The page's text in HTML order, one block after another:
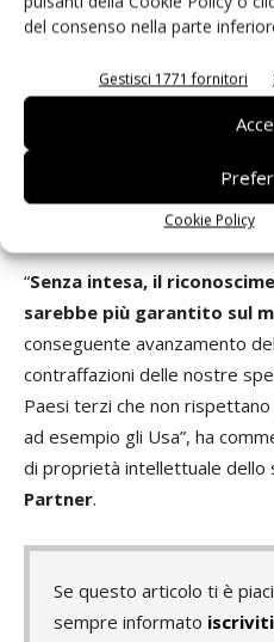
del consenso nella parte
Gestisci 1771 fornitori
Cookie Policy
made in Italy. Senza un
con il conseguente
merci che provengono
ha lanciato l’allarme, a rischio
agroalimentari italiani, che
stimate in circa 3,4 miliardi di
“Senza intesa, il
sarebbe più garantito sul
conseguente avanzamento
contraffazioni delle nostre
Paesi terzi che non
ad esempio gli Usa”, ha
di proprietà intellettuale dello
Partner.
Se questo articolo ti è
sempre informato